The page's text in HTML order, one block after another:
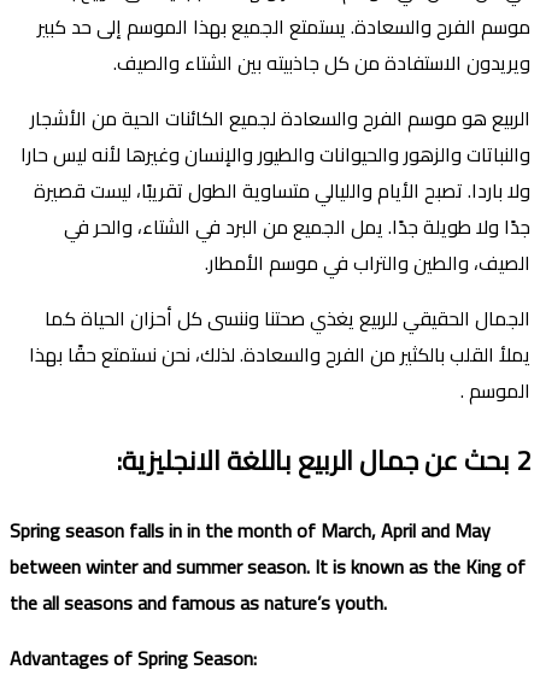
موسم الفرح والسعادة. يستمتع الجميع بهذا الموسم إلى حد كبير
ويريدون الاستفادة من كل جاذبيته بين الشتاء والصيف.
الربيع هو موسم الفرح والسعادة لجميع الكائنات الحية من الأشجار
والنباتات والزهور والحيوانات والطيور والإنسان وغيرها لأنه ليس حارا
ولا باردا. تصبح الأيام والليالي متساوية الطول تقريبًا، ليست قصيرة
جدًا ولا طويلة جدًا. يمل الجميع من البرد في الشتاء، والحر في
الصيف، والطين والتراب في موسم الأمطار.
الجمال الحقيقي للربيع يغذي صحتنا وننسى كل أحزان الحياة كما
يملأ القلب بالكثير من الفرح والسعادة. لذلك، نحن نستمتع حقًا بهذا
الموسم .
2بحث عن جمال الربيعباللغة الانجليزية:
Spring season falls in in the month of March, April and May
between winter and summer season. It is known as the King of
the all seasons and famous as nature’s youth.
Advantages of Spring Season: